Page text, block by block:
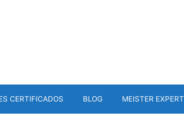
CERTIFICADOS BLOG MEISTER EXPERT